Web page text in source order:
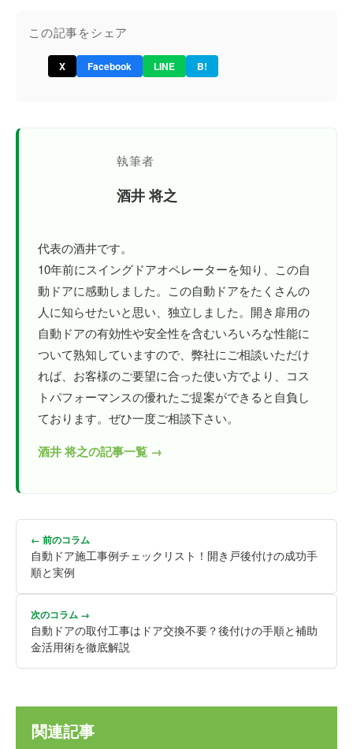
この記事をシェア
X Facebook LINE B!
執筆者
酒井 将之
代表の酒井です。
10年前にスイングドアオペレーターを知り、この自
動ドアに感動しました。この自動ドアをたくさんの
人に知らせたいと思い、独立しました。開き扉用の
自動ドアの有効性や安全性を含むいろいろな性能に
ついて熟知していますので、弊社にご相談いただけ
れば、お客様のご要望に合った使い方でより、コス
トパフォーマンスの優れたご提案ができると自負し
ております。ぜひ一度ご相談下さい。
酒井 将之の記事一覧 →
← 前のコラム
自動ドア施工事例チェックリスト！開き戸後付けの成功手
順と実例
次のコラム →
自動ドアの取付工事はドア交換不要？後付けの手順と補助
金活用術を徹底解説
関連記事